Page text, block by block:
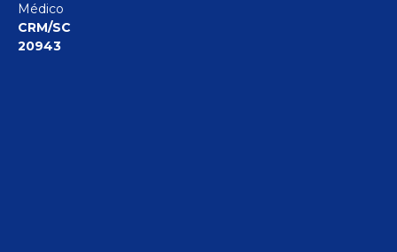
Médico
CRM/SC
20943